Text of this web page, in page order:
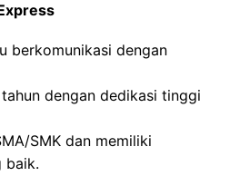
berkomunikasi dengan
dengan dedikasi tinggi
SMK dan memiliki
baik.